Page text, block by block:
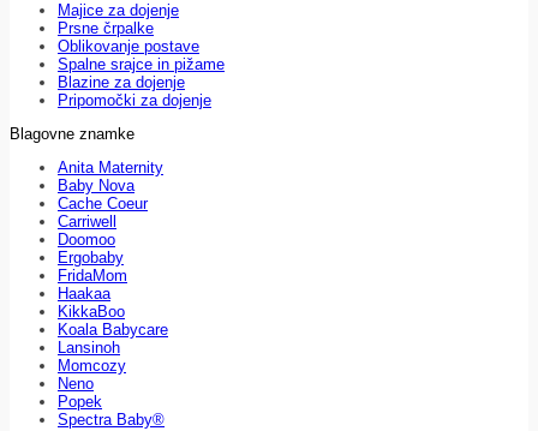
Majice za dojenje
Prsne črpalke
Oblikovanje postave
Spalne srajce in pižame
Blazine za dojenje
Pripomočki za dojenje
Blagovne znamke
Anita Maternity
Baby Nova
Cache Coeur
Carriwell
Doomoo
Ergobaby
FridaMom
Haakaa
KikkaBoo
Koala Babycare
Lansinoh
Momcozy
Neno
Popek
Spectra Baby®